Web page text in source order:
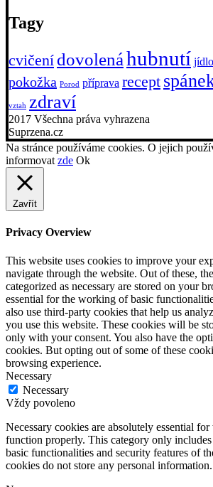
Tagy
cvičení dovolenáhubnutí jídlo
pokožka Porod příprava recept
vztah zdraví
2017 Všechna práva vyhrazena
Suprzena.cz
Na stránce používáme cookies. O jejich
informovat zde Ok
Zavřít
Privacy Overview
This website uses cookies to improve your
navigate through the website. Out of these,
categorized as necessary are stored on your
essential for the working of basic
also use third-party cookies that help us
you use this website. These cookies will be
only with your consent. You also have the
cookies. But opting out of some of these
browsing experience.
Necessary
Necessary
Vždy povoleno
Necessary cookies are absolutely essential
function properly. This category only includes
basic functionalities and security features of
cookies do not store any personal information.